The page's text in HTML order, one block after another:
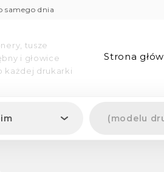
samego dnia
tusze
i głowice
każdej drukarki
Strona